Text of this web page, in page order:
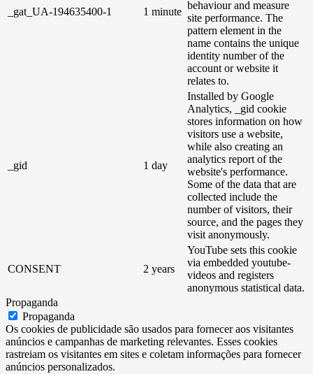
_gat_UA-194635400-1 1 minute
behaviour and measure
site performance. The
pattern element in the
name contains the unique
identity number of the
account or website it
relates to.
_gid 1 day
Installed by Google
Analytics, _gid cookie
stores information on how
visitors use a website,
while also creating an
analytics report of the
website's performance.
Some of the data that are
collected include the
number of visitors, their
source, and the pages they
visit anonymously.
CONSENT 2 years
YouTube sets this cookie
via embedded youtube-
videos and registers
anonymous statistical data.
Propaganda
Propaganda
Os cookies de publicidade são usados ​​para fornecer aos visitantes
anúncios e campanhas de marketing relevantes. Esses cookies
rastreiam os visitantes em sites e coletam informações para fornecer
anúncios personalizados.